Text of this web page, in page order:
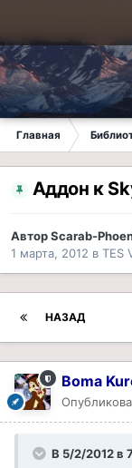
Главная
Аддон к
АвторScarab-
1 марта, 2012 в TES
НАЗАД
Boma
В 5/2/2012 в